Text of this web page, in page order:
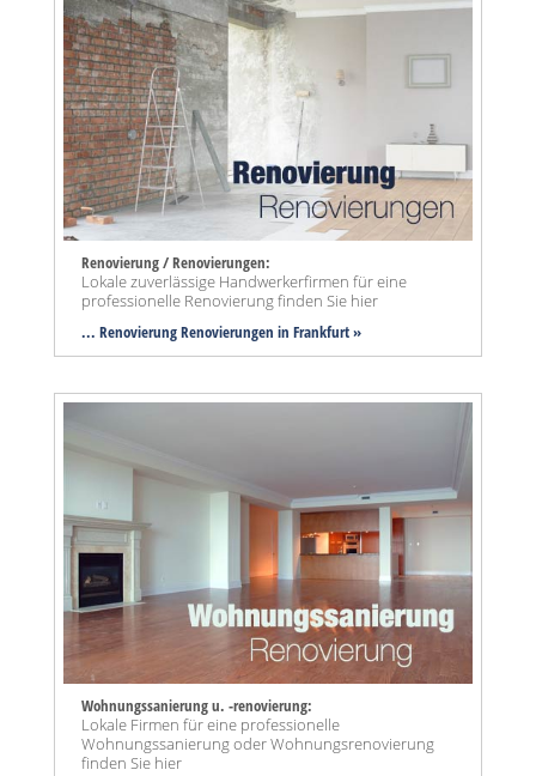
Renovierung / Renovierungen:
Lokale zuverlässige Handwerkerfirmen für eine
professionelle Renovierung finden Sie hier
... Renovierung Renovierungen in Frankfurt »
Wohnungssanierung u. -renovierung:
Lokale Firmen für eine professionelle
Wohnungssanierung oder Wohnungsrenovierung
finden Sie hier